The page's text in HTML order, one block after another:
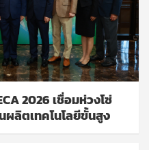
2026 เชื่อมห่วงโซ่
ผลิตเทคโนโลยีขั้นสูง